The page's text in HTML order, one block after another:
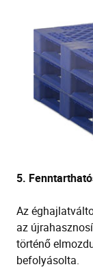
5.
Az
az
történő
befolyásolta.